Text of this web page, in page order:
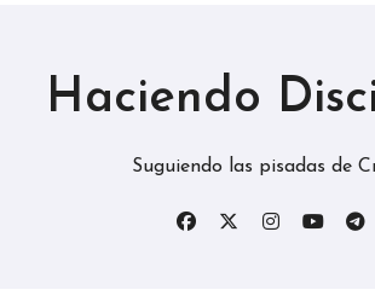
Haciendo
Suguiendo las pisadas de